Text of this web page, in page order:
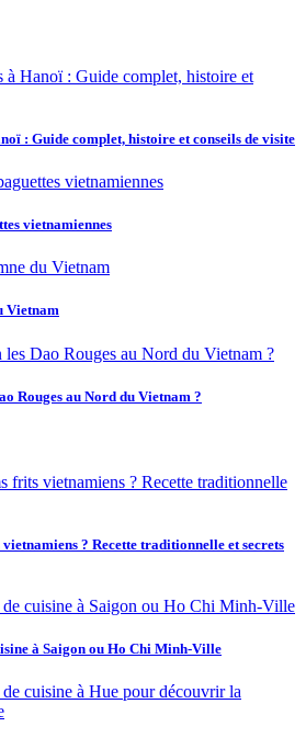
: Guide complet, histoire et conseils de visite
vietnamiennes
Vietnam
Rouges au Nord du Vietnam ?
? Recette traditionnelle et secrets
à Saigon ou Ho Chi Minh-Ville